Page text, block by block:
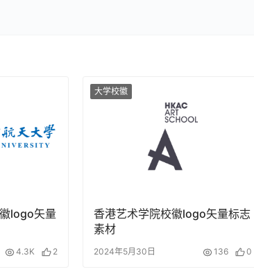
logo矢量
4.3K 2
大学校徽
香港艺术学院校徽logo矢量标志
素材
2024年5月30日 136 0